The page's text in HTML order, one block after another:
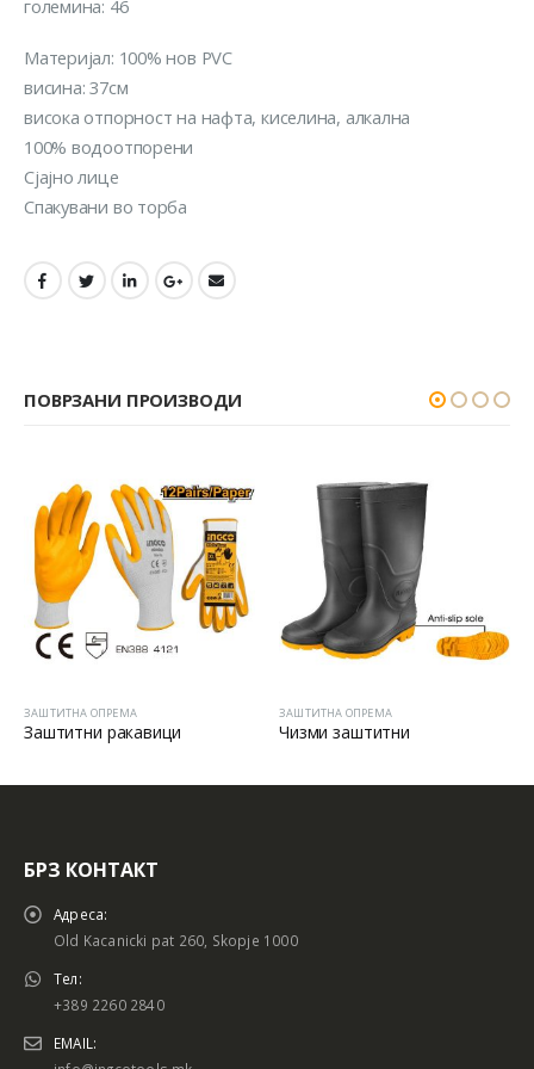
големина: 46
Материјал: 100% нов PVC
висина: 37см
висока отпорност на нафта, киселина, алкална
100% водоотпорени
Сјајно лице
Спакувани во торба
ПОВРЗАНИ ПРОИЗВОДИ
ЗАШТИТНА ОПРЕМА
Чизми заштитни
ЗАШТИТНА ОПРЕМА
КАБАНИЦА
БРЗ КОНТАКТ
Адреса:
Old Kacanicki pat 260, Skopje 1000
Тел:
+389 2260 2840
EMAIL: